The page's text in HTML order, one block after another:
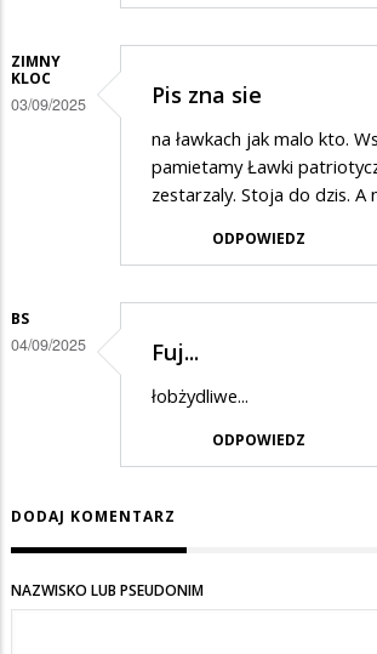
ZIMNY
KLOC
03/09/2025 Pis zna sie
na ławkach jak malo kto.
pamietamy Ławki
zestarzaly. Stoja do dzis. A
ODPOWIEDZ
BS
04/09/2025 Fuj...
łobżydliwe...
ODPOWIEDZ
DODAJ KOMENTARZ
NAZWISKO LUB PSEUDONIM